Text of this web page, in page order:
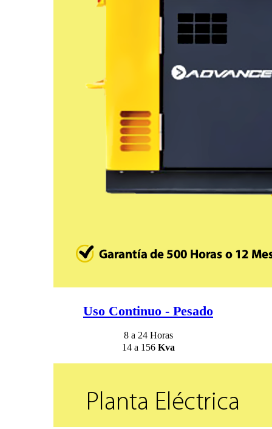
Uso Continuo - Pesado
8 a 24 Horas
14 a 156 Kva